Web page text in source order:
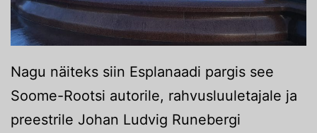
Nagu näiteks siin Esplanaadi pargis see
Soome-Rootsi autorile, rahvusluuletajale ja
preestrile Johan Ludvig Runebergi